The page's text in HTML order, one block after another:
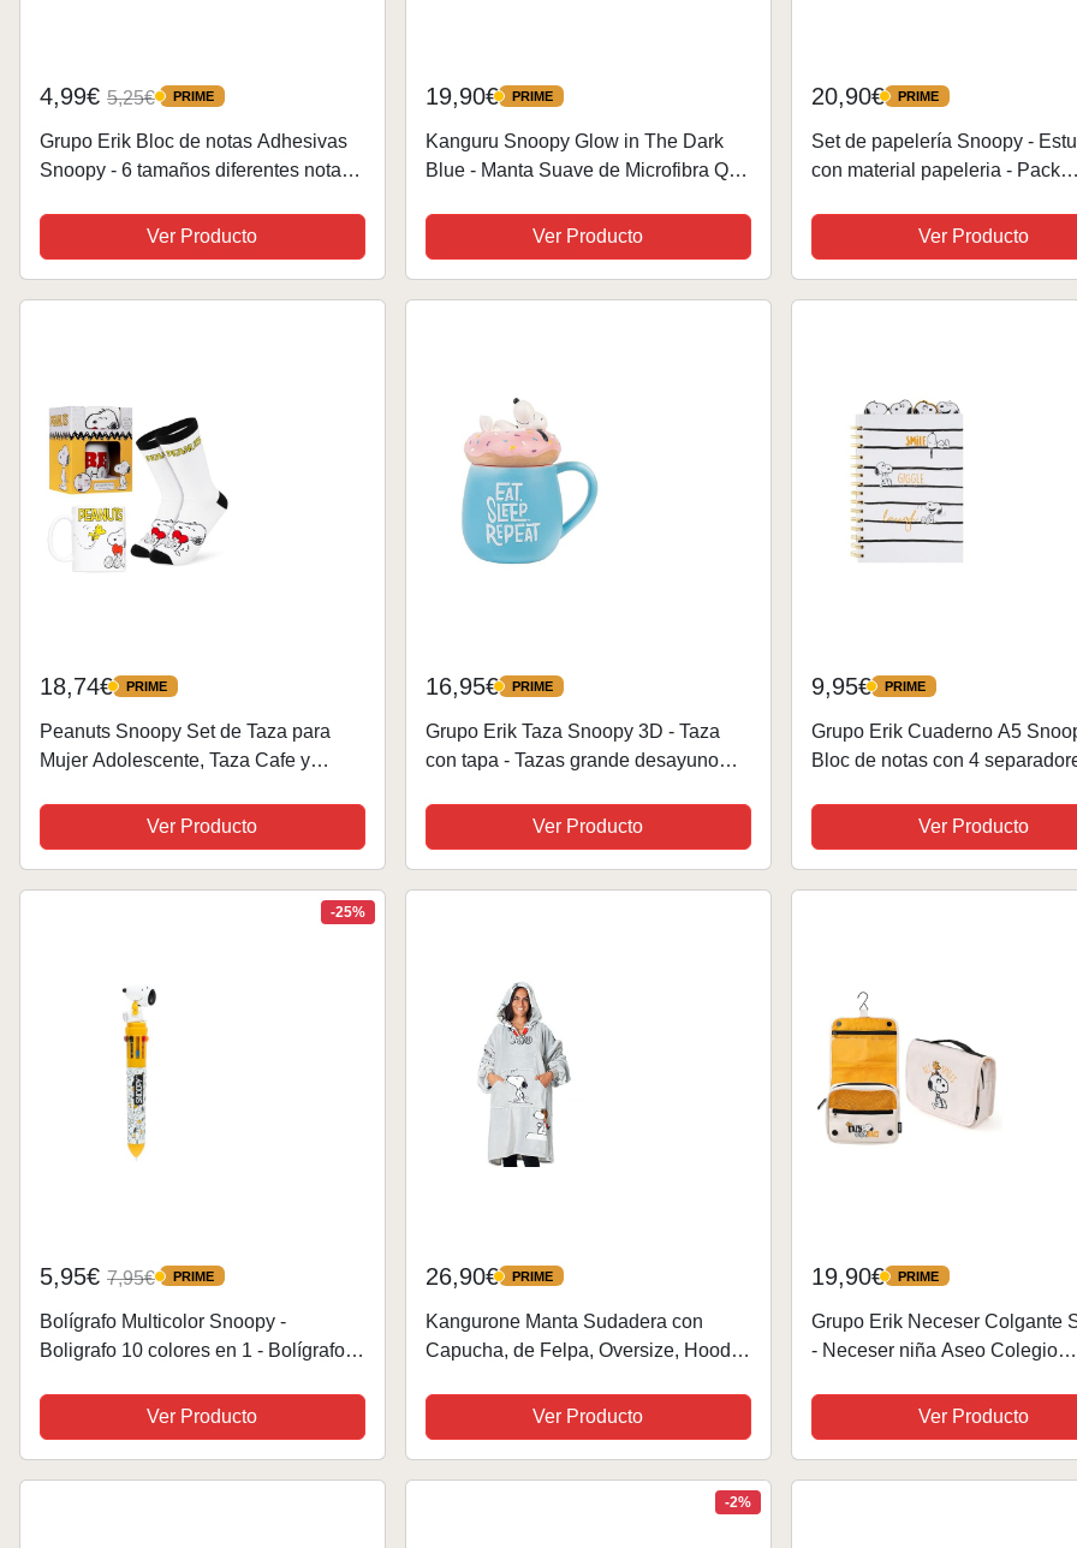
4,99€ 5,25€ PRIME
PRIME
Grupo Erik Bloc de notas Adhesivas
Snoopy - 6 tamaños diferentes notas
Papeleria y material escolar, licencia
oficial
Ver Producto
19,90€ PRIME
PRIME
Kanguru Snoopy Glow in The Dark
Blue - Manta Suave de Microfibra Que
Polar, 130 x 150 cm, Bonita Colcha
Individual para...
Ver Producto
20,90€ PRIME
PRIME
Set de papelería Snoopy -
con material papeleria - Pack
papelería Snoopy - Estuche
Ver Producto
18,74€ PRIME
PRIME
Peanuts Snoopy Set de Taza para
Mujer Adolescente, Taza Cafe y
Originales para Mujer
Ver Producto
16,95€ PRIME
PRIME
Grupo Erik Taza Snoopy 3D - Taza
con tapa - Tazas grande desayuno
Taza XL - Taza cerámica, Tazas
originales para regalar
Ver Producto
9,95€ PRIME
PRIME
Grupo Erik Cuaderno A5
Bloc de notas con 4
Cuaderno de notas - Cuaderno
pequeño
Ver Producto
-25%
5,95€ 7,95€ PRIME
PRIME
Bolígrafo Multicolor Snoopy -
Boligrafo 10 colores en 1 - Bolígrafo
papelería - Regalos niña
Ver Producto
26,90€ PRIME
PRIME
Kangurone Manta Sudadera con
Capucha, de Felpa, Oversize, Hoodie
Microfibra, Gris, Talla Adulto,
90x95cm. Regalo Mujer,...
Ver Producto
19,90€ PRIME
PRIME
Grupo Erik Neceser Colgante
- Neceser niña Aseo Colegio
Impermeable, Organizador
- Neceser Maquillaje...
Ver Producto
-2%